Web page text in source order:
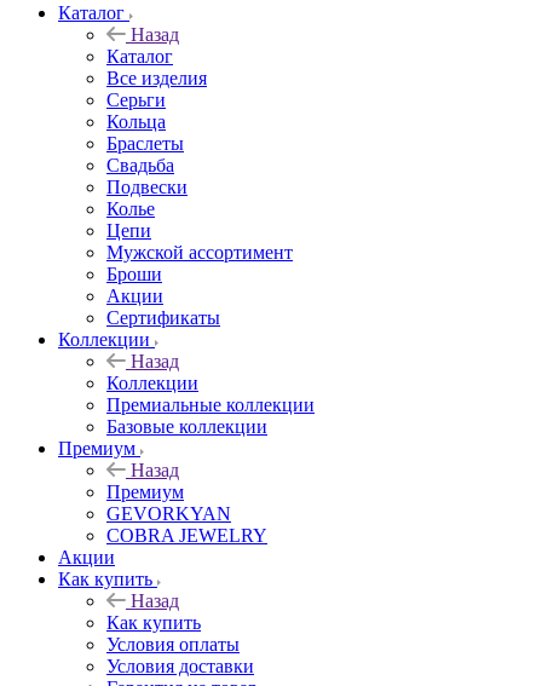
Каталог
Назад
Каталог
Все изделия
Серьги
Кольца
Браслеты
Свадьба
Подвески
Колье
Цепи
Мужской ассортимент
Броши
Акции
Сертификаты
Коллекции
Назад
Коллекции
Премиальные коллекции
Базовые коллекции
Премиум
Назад
Премиум
GEVORKYAN
COBRA JEWELRY
Акции
Как купить
Назад
Как купить
Условия оплаты
Условия доставки